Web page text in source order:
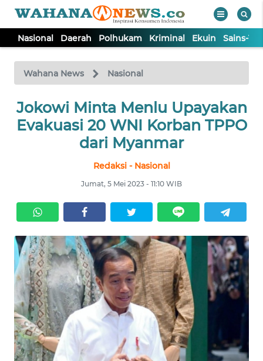
Nasional Daerah Polhukam Kriminal Ekuin Sains-
Wahana News Nasional
Jokowi Minta Menlu Upayakan
Evakuasi 20 WNI Korban TPPO
dari Myanmar
Redaksi - Nasional
Jumat, 5 Mei 2023 - 11:10 WIB
TV
Tutup
NASIONAL
KRIMINAL
EKUIN
SAINS-TEKNO
KESEHATAN
INTERNASIONAL